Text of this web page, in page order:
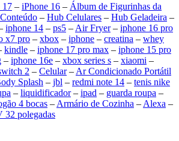
17 – iPhone 16 – Álbum de Figurinhas da
– Hub Celulares – Hub Geladeira –
iphone 14 – ps5 – Air Fryer– iphone 16 pro
x7 pro – xbox – iphone – creatina – whey
kindle – iphone 17 pro max – iphone 15 pro
– iphone 16e – xbox series s – xiaomi –
2 – Celular– Ar Condicionado Portátil
Splash – jbl – redmi note 14 – tenis nike
– liquidificador– ipad – guarda roupa –
4 bocas – Armário de Cozinha – Alexa –
32 polegadas